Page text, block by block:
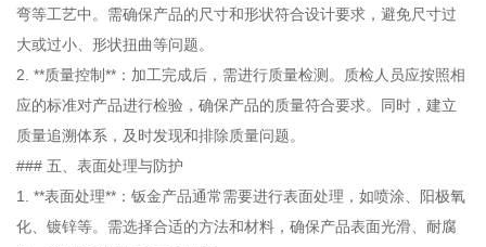
弯等工艺中。需确保产品的尺寸和形状符合设计要求，避免尺寸过
大或过小、形状扭曲等问题。
2. **质量控制**：加工完成后，需进行质量检测。质检人员应按照相
应的标准对产品进行检验，确保产品的质量符合要求。同时，建立
质量追溯体系，及时发现和排除质量问题。
### 五、表面处理与防护
1. **表面处理**：钣金产品通常需要进行表面处理，如喷涂、阳极氧
化、镀锌等。需选择合适的方法和材料，确保产品表面光滑、耐腐